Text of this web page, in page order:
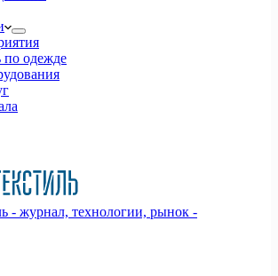
по одежде
- журнал, технологии, рынок -